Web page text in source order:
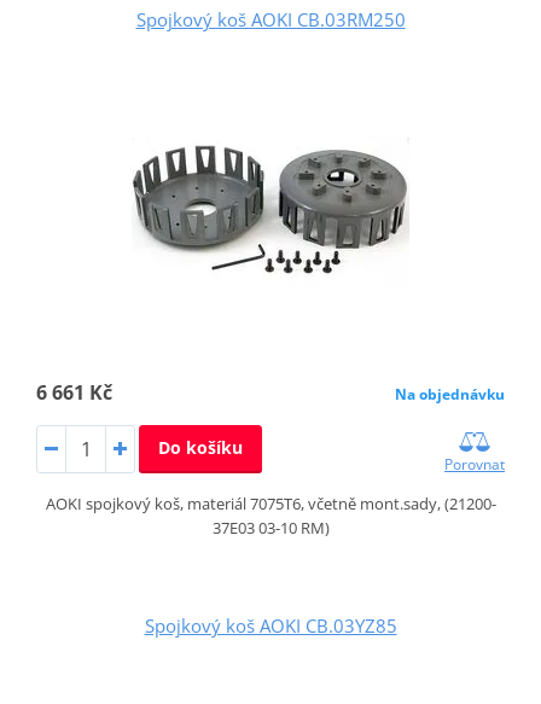
Spojkový koš AOKI CB.03RM250
6 661 Kč Na objednávku
Do košíku
Porovnat
AOKI spojkový koš, materiál 7075T6, včetně mont.sady, (21200-
37E03 03-10 RM)
Spojkový koš AOKI CB.03YZ85